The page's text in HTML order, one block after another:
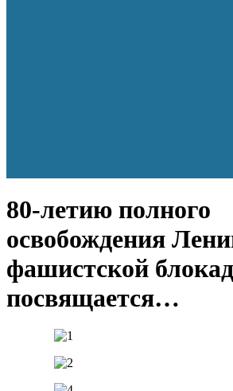
80-летию полного
освобождения
фашистской
посвящается…